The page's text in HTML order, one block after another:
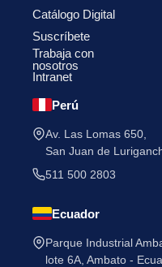
Catálogo Digital
Suscríbete
Trabaja con
nosotros
Intranet
Perú
Av. Las Lomas 650,
San Juan de
511 500 2803
Ecuador
Parque Industrial
lote 6A, Ambato -